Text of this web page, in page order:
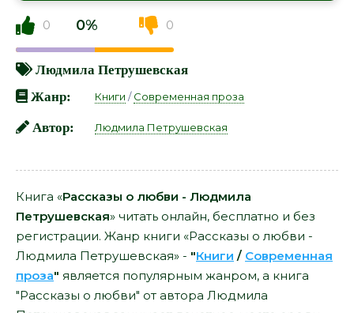
0 0% 0
Людмила Петрушевская
Жанр:
Книги /Современная проза
Автор: Людмила Петрушевская
Книга «Рассказы о любви - Людмила
Петрушевская» читать онлайн, бесплатно и без
регистрации. Жанр книги «Рассказы о любви -
Людмила Петрушевская» - "Книги / Современная
проза" является популярным жанром, а книга
"Рассказы о любви" от автора Людмила